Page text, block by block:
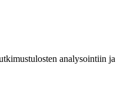
analysointiin ja